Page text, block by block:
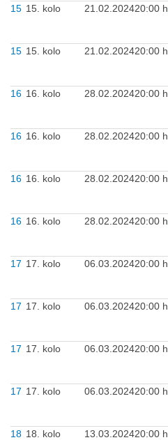
15 15. kolo 21.02.202420:00 h
15 15. kolo 21.02.202420:00 h
16 16. kolo 28.02.202420:00 h
16 16. kolo 28.02.202420:00 h
16 16. kolo 28.02.202420:00 h
16 16. kolo 28.02.202420:00 h
17 17. kolo 06.03.202420:00 h
17 17. kolo 06.03.202420:00 h
17 17. kolo 06.03.202420:00 h
17 17. kolo 06.03.202420:00 h
18 18. kolo 13.03.202420:00 h